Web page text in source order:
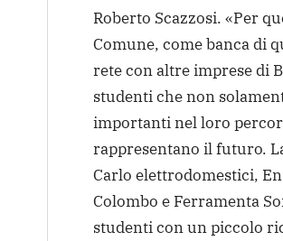
Roberto Scazzosi. «Per
Comune, come banca di
rete con altre imprese di
studenti che non
importanti nel loro
rappresentano il futuro.
Carlo elettrodomestici,
Colombo e Ferramenta
studenti con un piccolo